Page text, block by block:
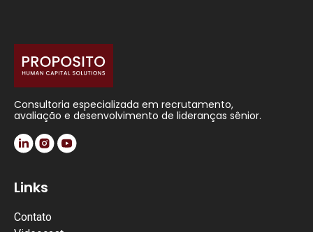
Consultoria especializada em recrutamento,
avaliação e desenvolvimento de lideranças sênior.
Links
Contato